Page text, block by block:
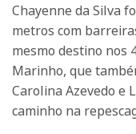
Chayenne da Silva
metros com
mesmo destino nos
Marinho, que
Carolina Azevedo e
caminho na